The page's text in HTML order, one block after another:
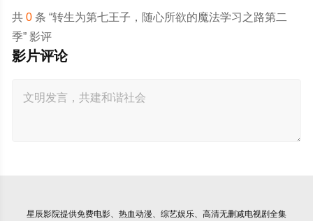
共 0条 “转生为第七王子，随心所欲的魔法学习之路第二
季” 影评
影片评论
星辰影院提供免费电影、热血动漫、综艺娱乐、高清无删减电视剧全集